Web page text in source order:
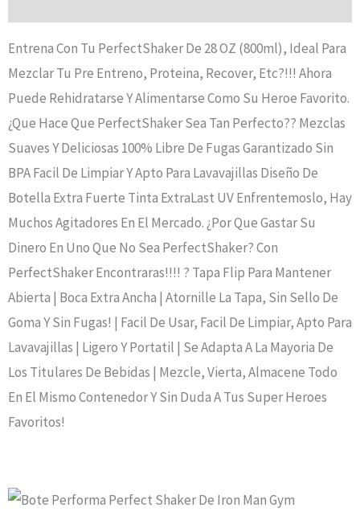
Entrena Con Tu PerfectShaker De 28 OZ (800ml), Ideal Para
Mezclar Tu Pre Entreno, Proteina, Recover, Etc?!!! Ahora
Puede Rehidratarse Y Alimentarse Como Su Heroe Favorito.
¿Que Hace Que PerfectShaker Sea Tan Perfecto?? Mezclas
Suaves Y Deliciosas 100% Libre De Fugas Garantizado Sin
BPA Facil De Limpiar Y Apto Para Lavavajillas Diseño De
Botella Extra Fuerte Tinta ExtraLast UV Enfrentemoslo, Hay
Muchos Agitadores En El Mercado. ¿Por Que Gastar Su
Dinero En Uno Que No Sea PerfectShaker? Con
PerfectShaker Encontraras!!!! ? Tapa Flip Para Mantener
Abierta | Boca Extra Ancha | Atornille La Tapa, Sin Sello De
Goma Y Sin Fugas! | Facil De Usar, Facil De Limpiar, Apto Para
Lavavajillas | Ligero Y Portatil | Se Adapta A La Mayoria De
Los Titulares De Bebidas | Mezcle, Vierta, Almacene Todo
En El Mismo Contenedor Y Sin Duda A Tus Super Heroes
Favoritos!